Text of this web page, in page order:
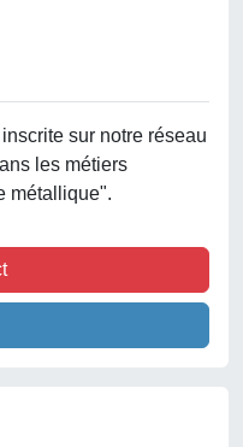
sur notre réseau
les métiers
métallique".